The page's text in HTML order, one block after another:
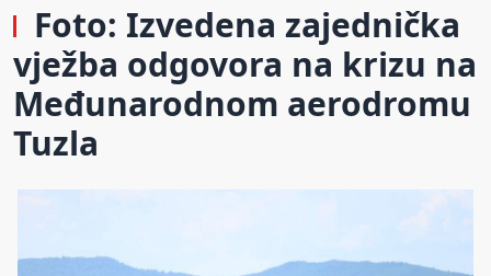
Foto: Izvedena zajednička
vježba odgovora na krizu na
Međunarodnom aerodromu
Tuzla